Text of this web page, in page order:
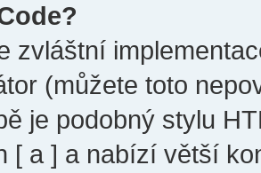
zvláštní
(můžete toto
je podobný stylu
[ a ] a nabízí větší